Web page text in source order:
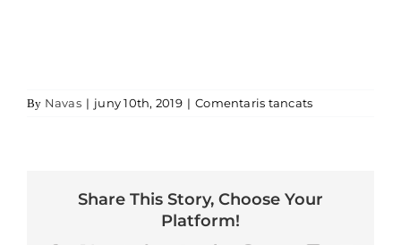
By Navas | juny 10th, 2019 | Comentaris tancatsa
Share This Story, Choose Your
Platform!